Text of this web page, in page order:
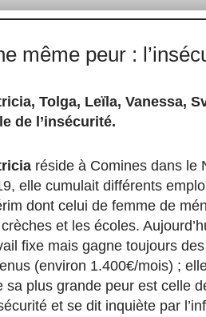
même peur :
Tolga, Leïla, Vanessa,
de l’insécurité.
réside à Comines dans le
elle cumulait différents
dont celui de femme de
crèches et les écoles.
fixe mais gagne toujours
(environ 1.400€/mois) ;
sa plus grande peur est celle
et se dit inquiète par